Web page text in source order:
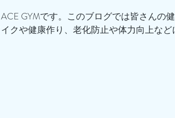
GYMです。このブログでは皆さんの
クや健康作り、老化防止や体力向上など